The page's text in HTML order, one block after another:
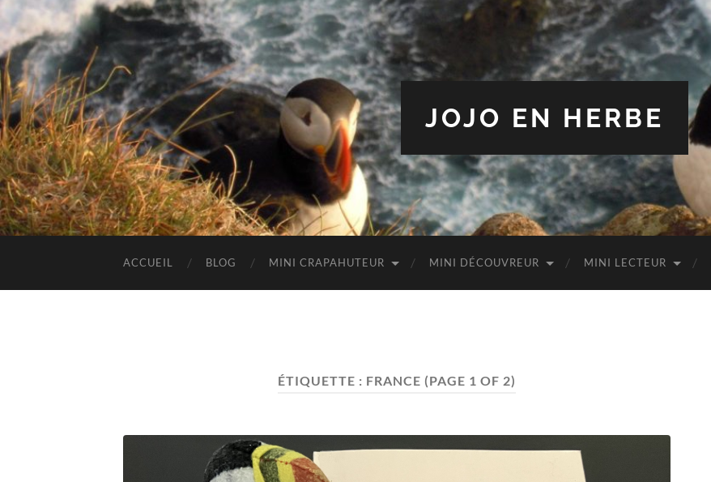
JOJO EN HERBE
ACCUEIL BLOG MINI CRAPAHUTEUR MINI DÉCOUVREUR MINI LECTEUR
ÉTIQUETTE : FRANCE (PAGE 1 OF 2)